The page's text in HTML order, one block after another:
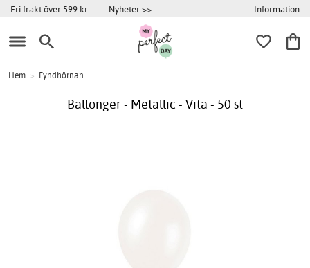
Fri frakt över 599 kr Nyheter >> Information
Hem > Fyndhörnan
Ballonger - Metallic - Vita - 50 st